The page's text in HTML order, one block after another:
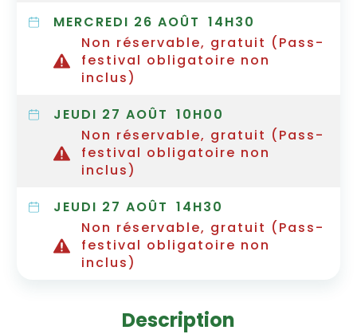
MERCREDI 26 AOÛT 14H30
Non réservable, gratuit (Pass-
festival obligatoire non
inclus)
JEUDI 27 AOÛT 10H00
Non réservable, gratuit (Pass-
festival obligatoire non
inclus)
JEUDI 27 AOÛT 14H30
Non réservable, gratuit (Pass-
festival obligatoire non
inclus)
Description